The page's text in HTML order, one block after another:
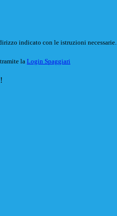
indicato con le istruzioni necessarie.
la Login Spaggiari